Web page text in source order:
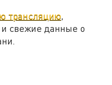
трансляцию,
и свежие данные о